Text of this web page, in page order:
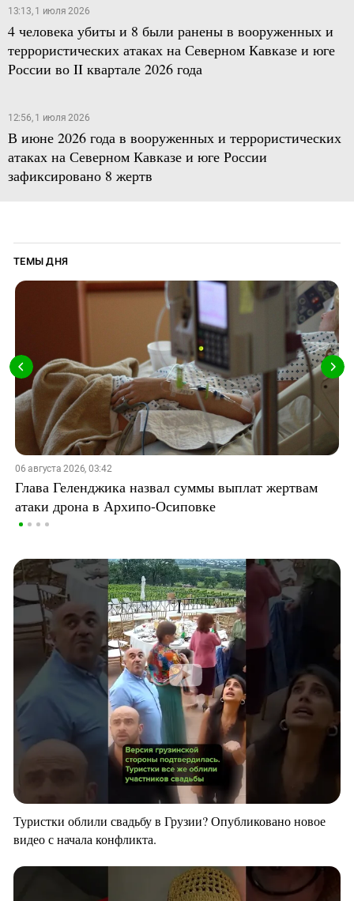
13:13, 1 июля 2026
4 человека убиты и 8 были ранены в вооруженных и
террористических атаках на Северном Кавказе и юге
России во II квартале 2026 года
12:56, 1 июля 2026
В июне 2026 года в вооруженных и террористических
атаках на Северном Кавказе и юге России
зафиксировано 8 жертв
ТЕМЫ ДНЯ
06 августа 2026, 03:42
Глава Геленджика назвал суммы выплат жертвам
атаки дрона в Архипо-Осиповке
Туристки облили свадьбу в Грузии? Опубликовано новое
видео с начала конфликта.